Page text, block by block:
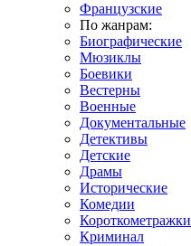
Французские
По жанрам:
Биографические
Мюзиклы
Боевики
Вестерны
Военные
Документальные
Детективы
Детские
Драмы
Исторические
Комедии
Короткометражки
Криминал